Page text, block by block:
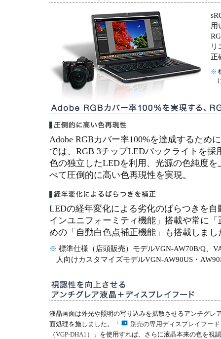
用
リ
正
※
Adobe RGBカバー率100%を達成するため
では、RGB 3チップLEDバックライトを採
色の独立したLEDを利用、光源の色純度
べて圧倒的に高い色再現性を実現。
LEDの経年変化による劣化のばらつきを
インユニフォーミティ機能」搭載や常に
めの「自動白色点補正機能」も搭載しまし
※ 標準仕様（店頭販売）モデルVGN-AW70B/Q、
人向けカスタマイズモデルVGN-AW90US・
液晶画面は外光や照明の写り込みを拡散させるアンチグレ
面処理を施しました。「
別売の専用ディスプレイフード
（VGP-DHA1）
」を使用すれば、さらに液晶本来の色を視